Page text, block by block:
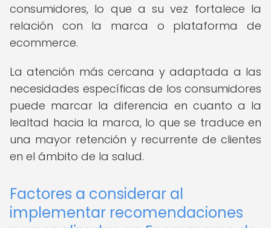
consumidores, lo que a su vez fortalece la
relación con la marca o plataforma de
ecommerce.
La atención más cercana y adaptada a las
necesidades específicas de los consumidores
puede marcar la diferencia en cuanto a la
lealtad hacia la marca, lo que se traduce en
una mayor retención y recurrente de clientes
en el ámbito de la salud.
Factores a considerar al
implementar recomendaciones